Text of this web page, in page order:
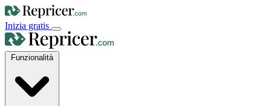
Inizia gratis
Funzionalità